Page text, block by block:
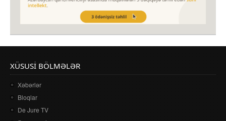
XÜSUSI BÖLMƏLƏR
Xəbərlər
Bloqlar
De Jure TV